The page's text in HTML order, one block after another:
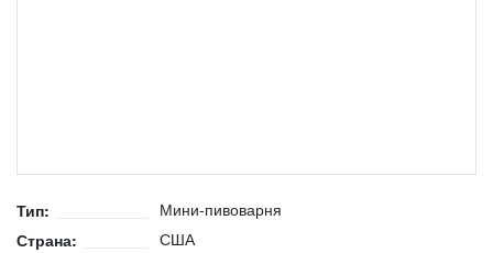
Тип:
Мини-пивоварня
Страна:
США